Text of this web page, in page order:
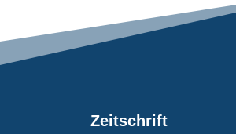
Zeitschrift